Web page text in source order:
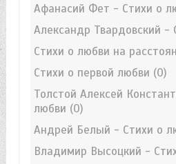
Афанасий Фет - Стихи о
Александр Твардовский -
Стихи о любви на
Стихи о первой любви (0)
Толстой Алексей
любви (0)
Андрей Белый - Стихи о
Владимир Высоцкий -